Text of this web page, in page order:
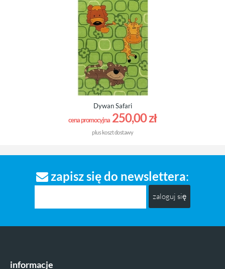
Dywan Safari
cena promocyjna 250,00 zł
pluskoszt dostawy
zapisz się do newslettera
zaloguj się
informacje